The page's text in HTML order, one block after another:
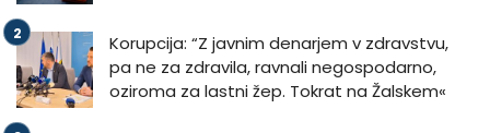
Korupcija: “Z javnim denarjem v zdravstvu,
pa ne za zdravila, ravnali negospodarno,
oziroma za lastni žep. Tokrat na Žalskem«